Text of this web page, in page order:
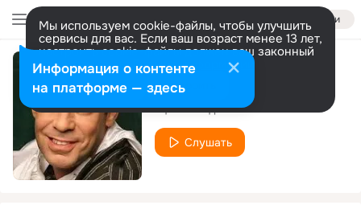
Войти
Мы используем cookie-файлы, чтобы улучшить
сервисы для вас. Если ваш возраст менее 13 лет,
настроить cookie-файлы должен ваш законный
представитель. Больше информации
Разрешить все Настроить
Только воду
Ефим Шифрин
Слушать
Информация о контенте
на платформе — здесь